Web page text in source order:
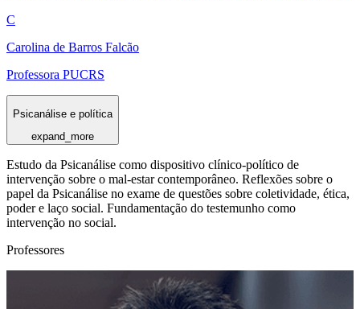
C
Carolina de Barros Falcão
Professora PUCRS
Psicanálise e política
expand_more
Estudo da Psicanálise como dispositivo clínico-político de
intervenção sobre o mal-estar contemporâneo. Reflexões sobre o
papel da Psicanálise no exame de questões sobre coletividade, ética,
poder e laço social. Fundamentação do testemunho como
intervenção no social.
Professores